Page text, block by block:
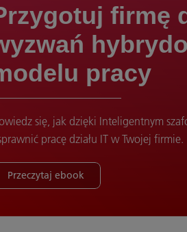
firmę
pracy
się, jak dzięki Inteligentnym
pracę działu IT w Twojej firmie.
Przeczytaj ebook